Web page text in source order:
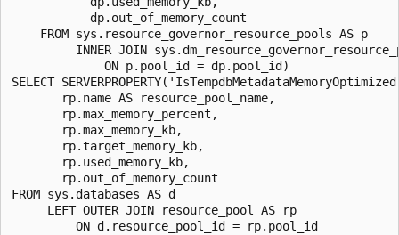
           dp.out_of_memory_count
    FROM sys.resource_governor_resource_pools AS p
INNER JOIN
             ON p.pool_id = dp.pool_id)
SELECT
       rp.name AS resource_pool_name,
       rp.max_memory_percent,
       rp.max_memory_kb,
       rp.target_memory_kb,
       rp.used_memory_kb,
       rp.out_of_memory_count
FROM sys.databases AS d
     LEFT OUTER JOIN resource_pool AS rp
         ON d.resource_pool_id = rp.pool_id